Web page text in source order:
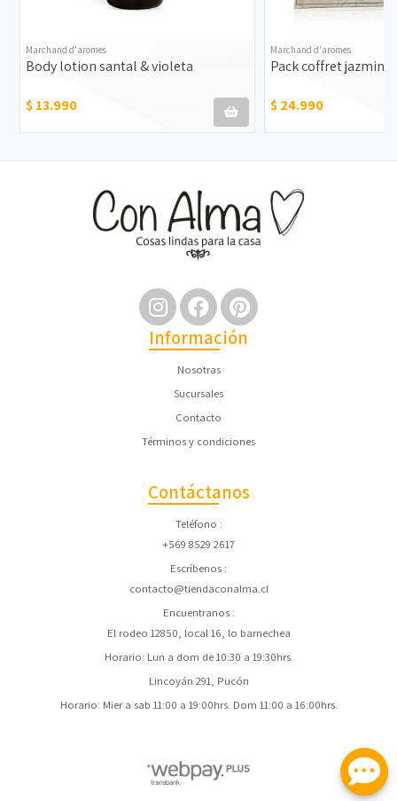
Marchand d'aromes
Body lotion santal & violeta
$ 13.990
Marchand d'aromes
Pack coffret jazmin
$ 24.990
Información
Nosotras
Sucursales
Contacto
Términos y condiciones
Contáctanos
Teléfono
+569 8529 2617
Escríbenos
contacto@tiendaconalma.cl
Encuentranos
El rodeo 12850, local 16, lo barnechea
Horario: Lun a dom de 10:30 a 19:30hrs.
Lincoyán 291, Pucón
Horario: Mier a sab 11:00 a 19:00hrs. Dom 11:00 a 16:00hrs.